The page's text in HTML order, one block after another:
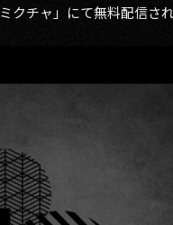
チャ」にて無料配信され